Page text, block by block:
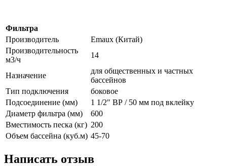
Фильтра
Производитель
Emaux (Китай)
Производительность
м3/ч
14
Назначение
для общественных и частных
бассейнов
Тип подключения
боковое
Подсоединение (мм)
1 1/2" ВР / 50 мм под вклейку
Диаметр фильтра (мм)
600
Вместимость песка (кг) 200
Объем бассейна (куб.м) 45-70
Написать отзыв